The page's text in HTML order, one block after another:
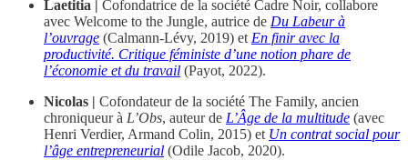
Laetitia | Cofondatrice de la société Cadre Noir, collabore
avec Welcome to the Jungle, autrice de Du Labeur à
l’ouvrage (Calmann-Lévy, 2019) et En finir avec la
productivité. Critique féministe d’une notion phare de
l’économie et du travail (Payot, 2022).
Nicolas | Cofondateur de la société The Family, ancien
chroniqueur à L’Obs, auteur de L’Âge de la multitude (avec
Henri Verdier, Armand Colin, 2015) et Un contrat social pour
l’âge entrepreneurial (Odile Jacob, 2020).